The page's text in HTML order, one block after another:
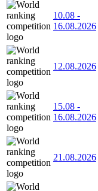
10.08 -
16.08.2026
12.08.2026
15.08 -
16.08.2026
21.08.2026